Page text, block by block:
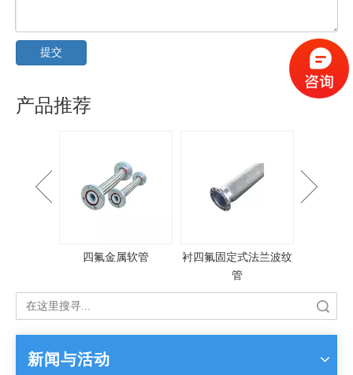
提交
产品推荐
四氟金属软管
衬四氟固定式法兰波纹
管
新闻与活动